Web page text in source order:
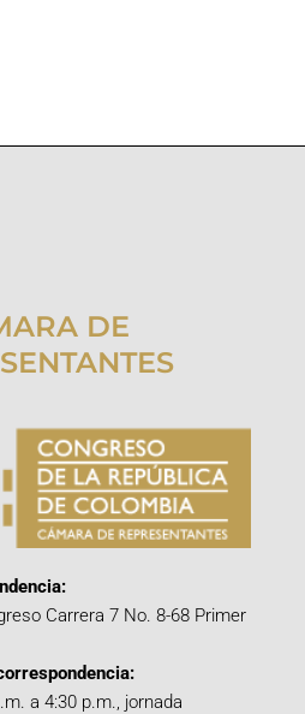
DE
Carrera 7 No. 8-68 Primer
a 4:30 p.m., jornada